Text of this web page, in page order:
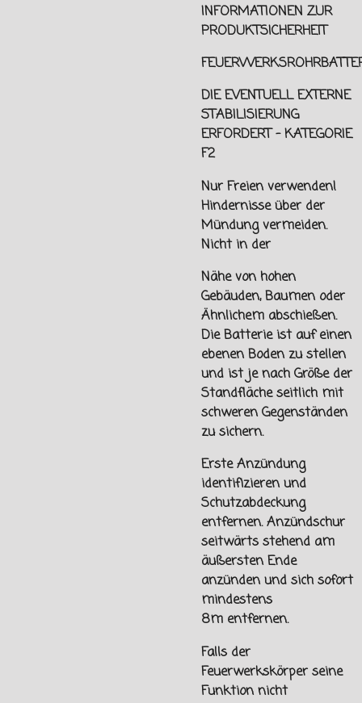
INFORMATIONEN ZUR
PRODUKTSICHERHEIT
DIE EVENTUELL EXTERNE
STABILISIERUNG
ERFORDERT - KATEGORIE
F2
Nur Freien verwenden!
Hindernisse über der
Mündung vermeiden.
Nicht in der
Nähe von hohen
Gebäuden, Baumen oder
Ähnlichem abschießen.
Die Batterie ist auf einen
ebenen Boden zu stellen
und ist je nach Größe der
Standfläche seitlich mit
schweren Gegenständen
zu sichern.
Erste Anzündung
identifizieren und
Schutzabdeckung
entfernen. Anzündschur
seitwärts stehend am
äußersten Ende
anzünden und sich sofort
mindestens
8m entfernen.
Falls der
Feuerwerkskörper seine
Funktion nicht